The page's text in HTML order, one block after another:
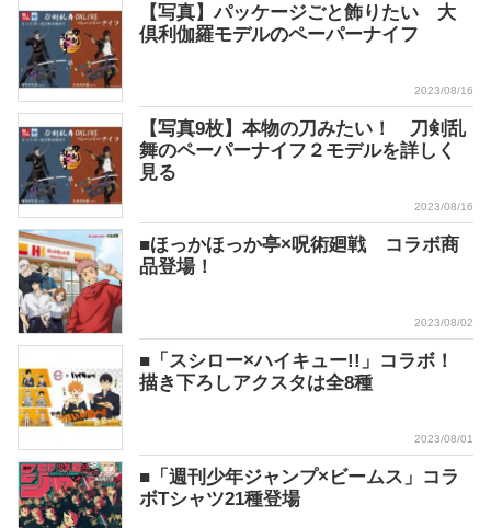
【写真】パッケージごと飾りたい 大
倶利伽羅モデルのペーパーナイフ
2023/08/16
【写真9枚】本物の刀みたい！ 刀剣乱
舞のペーパーナイフ２モデルを詳しく
見る
2023/08/16
■ほっかほっか亭×呪術廻戦 コラボ商
品登場！
2023/08/02
■「スシロー×ハイキュー!!」コラボ！
描き下ろしアクスタは全8種
2023/08/01
■「週刊少年ジャンプ×ビームス」コラ
ボTシャツ21種登場